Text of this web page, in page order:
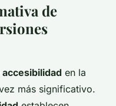
de
en la
más significativo.